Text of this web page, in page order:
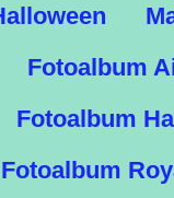
Fotoalbum
Fotoalbum
Fotoalbum